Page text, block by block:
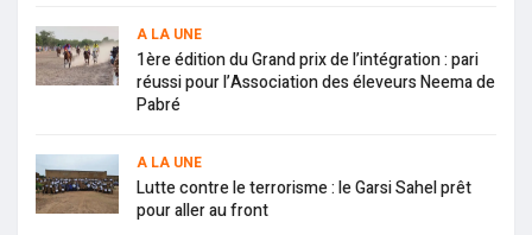
A LA UNE
1ère édition du Grand prix de l’intégration : pari
réussi pour l’Association des éleveurs Neema de
Pabré
A LA UNE
Lutte contre le terrorisme : le Garsi Sahel prêt
pour aller au front